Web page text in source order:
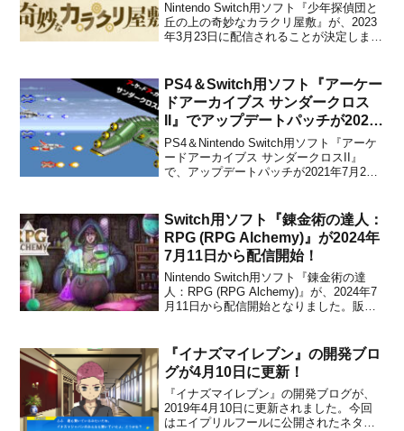
Nintendo Switch用ソフト『少年探偵団と
丘の上の奇妙なカラクリ屋敷』が、2023
年3月23日に配信されることが決定しまし
を使って遊ぶ、ユニークな謎解き脱出ゲ
ームです。家族や...
PS4＆Switch用ソフト『アーケー
ドアーカイブス サンダークロス
II』でアップデートパッチが2021
年7月22日から配信開始！
PS4＆Nintendo Switch用ソフト『アーケ
ードアーカイブス サンダークロスII』
で、アップデートパッチが2021年7月22
「↑↑↓↓←→←→BA」と入力すると、
BGMが流れるようになったとのことで...
Switch用ソフト『錬金術の達人：
RPG (RPG Alchemy)』が2024年
7月11日から配信開始！
Nintendo Switch用ソフト『錬金術の達
人：RPG (RPG Alchemy)』が、2024年7
月11日から配信開始となりました。販売
(Alchemy: Origins)』のデベロッパーErr...
『イナズマイレブン』の開発ブロ
グが4月10日に更新！
『イナズマイレブン』の開発ブログが、
2019年4月10日に更新されました。今回
はエイプリルフールに公開されたネタ